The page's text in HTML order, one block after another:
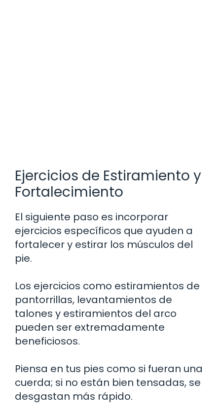
Ejercicios de Estiramiento y
Fortalecimiento
El siguiente paso es incorporar
ejercicios específicos que ayuden a
fortalecer y estirar los músculos del
pie.
Los ejercicios como estiramientos de
pantorrillas, levantamientos de
talones y estiramientos del arco
pueden ser extremadamente
beneficiosos.
Piensa en tus pies como si fueran una
cuerda; si no están bien tensadas, se
desgastan más rápido.